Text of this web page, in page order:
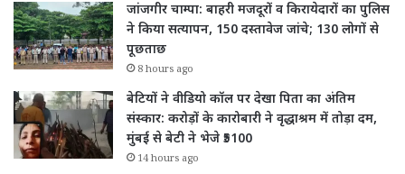
जांजगीर चाम्पा: बाहरी मजदूरों व किरायेदारों का पुलिस
ने किया सत्यापन, 150 दस्तावेज जांचे; 130 लोगों से
पूछताछ
8 hours ago
बेटियों ने वीडियो कॉल पर देखा पिता का अंतिम
संस्कार: करोड़ों के कारोबारी ने वृद्धाश्रम में तोड़ा दम,
मुंबई से बेटी ने भेजे ₹5100
14 hours ago